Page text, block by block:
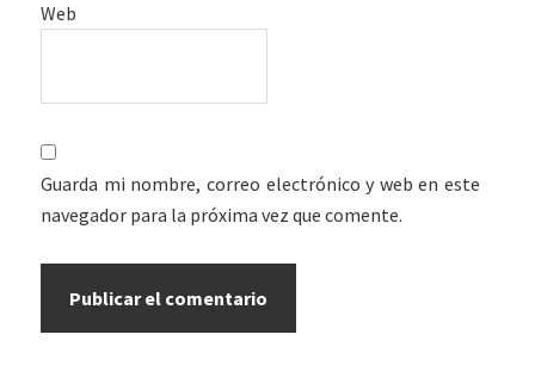
Web
Guarda mi nombre, correo electrónico y web en este
navegador para la próxima vez que comente.